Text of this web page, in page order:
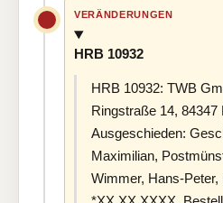
VERÄNDERUNGEN
HRB 10932
HRB 10932: TWB
Ringstraße 14, 84347
Ausgeschieden:
Maximilian,
Wimmer, Hans-Peter,